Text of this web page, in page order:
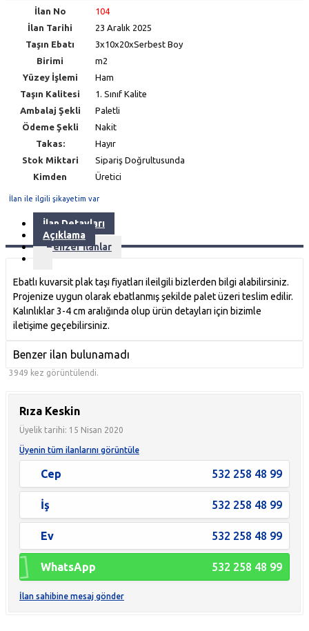
İlan No
104
İlan Tarihi
23 Aralık 2025
Taşın Ebatı
3x10x20xSerbest Boy
Birimi
m2
Yüzey İşlemi
Ham
Taşın Kalitesi
1. Sınıf Kalite
Ambalaj Şekli
Paletli
Ödeme Şekli
Nakit
Takas:
Hayır
Stok Miktari
Sipariş Doğrultusunda
Kimden
Üretici
İlan ile ilgili şikayetim var
İlan Detayları
Açıklama
Benzer İlanlar
Ebatlı kuvarsit plak taşı fiyatları ileilgili bizlerden bilgi alabilirsiniz.
Projenize uygun olarak ebatlanmış şekilde palet üzeri teslim edilir.
Kalınlıklar 3-4 cm aralığında olup ürün detayları için bizimle
iletişime geçebilirsiniz.
Benzer ilan bulunamadı
3949 kez görüntülendi.
Rıza Keskin
Üyelik tarihi: 15 Nisan 2020
Üyenin tüm ilanlarını görüntüle
Cep 532 258 48 99
İş 532 258 48 99
Ev 532 258 48 99
WhatsApp 532 258 48 99
İlan sahibine mesaj gönder